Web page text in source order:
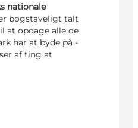
nationale
bogstaveligt talt
at opdage alle de
har at byde på -
af ting at